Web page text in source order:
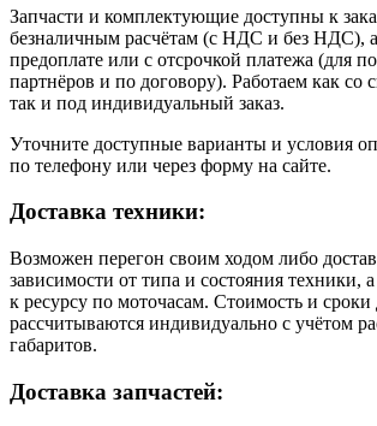
Запчасти и комплектующие доступны к
безналичным расчётам (с НДС и без НДС),
предоплате или с отсрочкой платежа (для
партнёров и по договору). Работаем как со
так и под индивидуальный заказ.
Уточните доступные варианты и условия
по телефону или через форму на сайте.
Доставка техники:
Возможен перегон своим ходом либо
зависимости от типа и состояния техники,
к ресурсу по моточасам. Стоимость и сроки
рассчитываются индивидуально с учётом
габаритов.
Доставка запчастей: